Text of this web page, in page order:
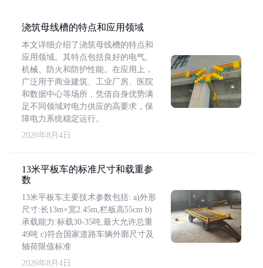
浇筑母线槽的特点和应用领域
本文详细介绍了浇筑母线槽的特点和
应用领域。其特点包括良好的电气、
机械、防火和防护性能。在应用上，
广泛用于商业建筑、工业厂房、医院
和数据中心等场所，凭借自身优势满
足不同领域对电力供应的高要求，保
障电力系统稳定运行。
2026年8月4日
13米平板车的标准尺寸和载重参
数
13米平板车主要技术参数包括: a)外形
尺寸:长13m×宽2.45m,栏板高55cm b)
承载能力:标载30-35吨,最大允许总重
49吨 c)符合国家道路车辆外廓尺寸及
轴荷限值标准
2026年8月4日